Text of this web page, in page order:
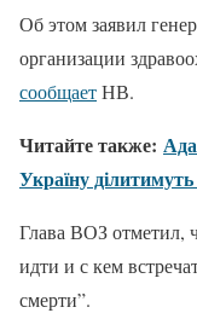
Об этом заявил
организации
сообщаетНВ.
Читайте также:
Україну
Глава ВОЗ отметил,
идти и с кем
смерти”.